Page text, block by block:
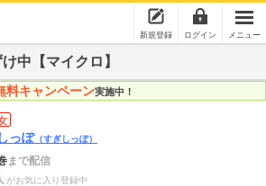
新規登録 ログイン メニュー
中【マイクロ】
料キャンペーン実施中！
っぽ（すぎしっぽ）
まで配信
がお気に入り登録中